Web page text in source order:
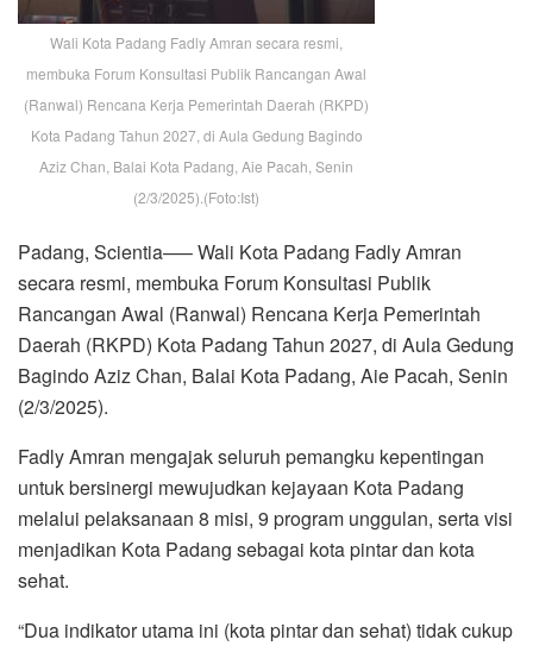
Wali Kota Padang Fadly Amran secara resmi,
membuka Forum Konsultasi Publik Rancangan Awal
(Ranwal) Rencana Kerja Pemerintah Daerah (RKPD)
Kota Padang Tahun 2027, di Aula Gedung Bagindo
Aziz Chan, Balai Kota Padang, Aie Pacah, Senin
(2/3/2025).(Foto:Ist)
Padang, Scientia—– Wali Kota Padang Fadly Amran
secara resmi, membuka Forum Konsultasi Publik
Rancangan Awal (Ranwal) Rencana Kerja Pemerintah
Daerah (RKPD) Kota Padang Tahun 2027, di Aula Gedung
Bagindo Aziz Chan, Balai Kota Padang, Aie Pacah, Senin
(2/3/2025).
Fadly Amran mengajak seluruh pemangku kepentingan
untuk bersinergi mewujudkan kejayaan Kota Padang
melalui pelaksanaan 8 misi, 9 program unggulan, serta visi
menjadikan Kota Padang sebagai kota pintar dan kota
sehat.
“Dua indikator utama ini (kota pintar dan sehat) tidak cukup